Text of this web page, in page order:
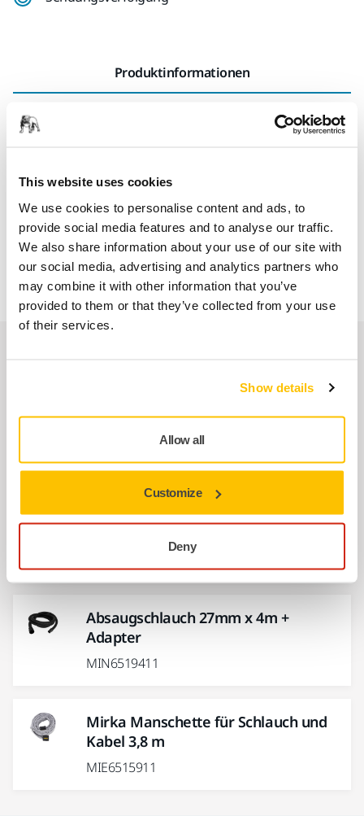
This website uses cookies
We use cookies to personalise content and ads, to
provide social media features and to analyse our traffic.
We also share information about your use of our site with
our social media, advertising and analytics partners who
may combine it with other information that you’ve
provided to them or that they’ve collected from your use
of their services.
Show details
Allow all
Customize
Deny
Produktinformationen
Mirka® LEROS und Mirka® DEOS. Beinhaltet einen
Standardschlauch (MIN6519411) und ein 4 m/10 m Kabel.
Die Manschette kombiniert den Schlauch und das Kabel
und macht nicht nur die Handhabung einfacher, sondern
verhindert Kratzer auf der Oberfläche.
Austauschbarer Stecker für Kabel
Absaugschlauch 27mm x 4m +
Adapter
MIN6519411
Mirka Manschette für Schlauch und
Kabel 3,8 m
MIE6515911